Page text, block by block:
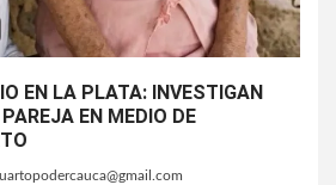
EN LA PLATA: INVESTIGAN
EN MEDIO DE